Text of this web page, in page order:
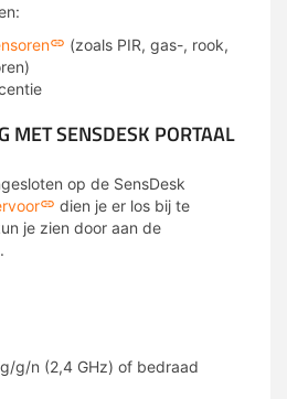
(zoals PIR, gas-, rook,
MET SENSDESK PORTAAL
op de SensDesk
dien je er los bij te
je zien door aan de
g/n (2,4 GHz) of bedraad